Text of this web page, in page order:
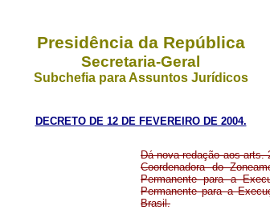
Presidência da República
Secretaria-Geral
Subchefia para Assuntos Jurídicos
DECRETO DE 12 DE FEVEREIRO DE 2004.
Dá nova redação aos arts.
Coordenadora do
Permanente para a
Permanente para a
Brasil.